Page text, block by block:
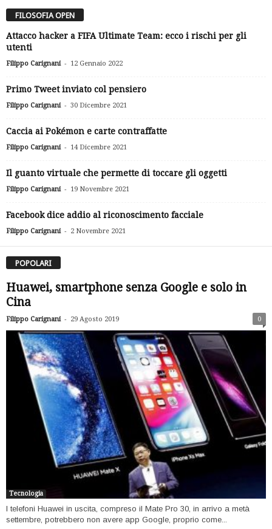
FILOSOFIA OPEN
Attacco hacker a FIFA Ultimate Team: ecco i rischi per gli
utenti
Filippo Carignani - 12 Gennaio 2022
Primo Tweet inviato col pensiero
Filippo Carignani - 30 Dicembre 2021
Caccia ai Pokémon e carte contraffatte
Filippo Carignani - 14 Dicembre 2021
Il guanto virtuale che permette di toccare gli oggetti
Filippo Carignani - 19 Novembre 2021
Facebook dice addio al riconoscimento facciale
Filippo Carignani - 2 Novembre 2021
POPOLARI
Huawei, smartphone senza Google e solo in
Cina
Filippo Carignani - 29 Agosto 2019 0
Tecnologia
I telefoni Huawei in uscita, compreso il Mate Pro 30, in arrivo a metà
settembre, potrebbero non avere app Google, proprio come...